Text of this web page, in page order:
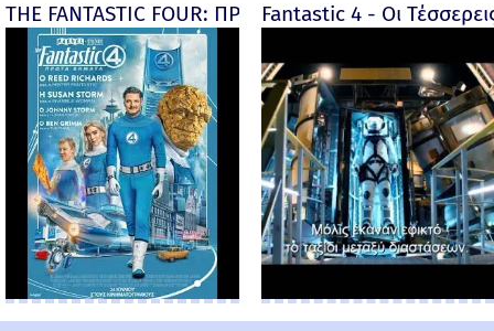
THE FANTASTIC FOUR: ΠΡΩΤΑ ΒΗΜΑΤΑ - final
Fantastic 4 - Οι